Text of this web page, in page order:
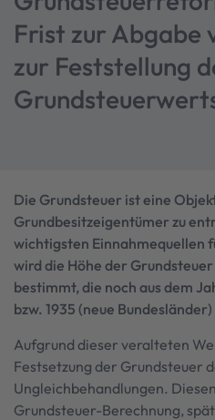
Frist zur Abgabe
zur Feststellung
Die Grundsteuer ist eine
Grundbesitzeigentümer zu
wichtigsten Einnahmequellen
wird die Höhe der
bestimmt, die noch aus dem
bzw. 1935 (neue
Aufgrund dieser veralteten
Festsetzung der Grundsteuer
Ungleichbehandlungen.
Grundsteuer-Berechnung,